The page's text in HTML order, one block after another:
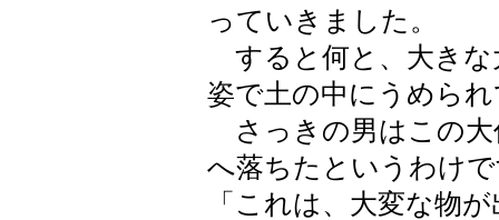
っていきました。
すると何と、大きな
姿で土の中にうめら
さっきの男はこの大
へ落ちたというわけ
「これは、大変な物